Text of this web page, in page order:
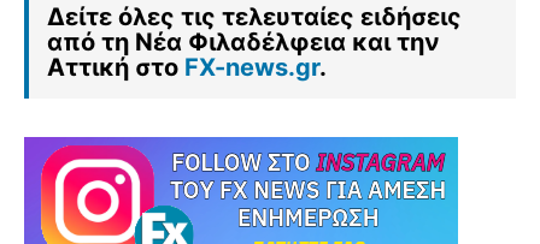
Δείτε όλες τις τελευταίες ειδήσεις
από τη Νέα Φιλαδέλφεια και την
Αττική στο FX-news.gr.